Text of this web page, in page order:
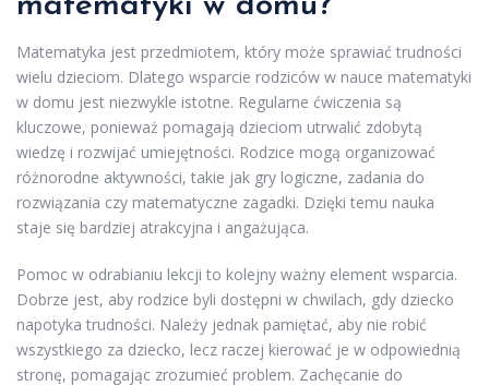
Matematyka jest przedmiotem, który może sprawiać trudności
wielu dzieciom. Dlatego wsparcie rodziców w nauce matematyki
w domu jest niezwykle istotne. Regularne ćwiczenia są
kluczowe, ponieważ pomagają dzieciom utrwalić zdobytą
wiedzę i rozwijać umiejętności. Rodzice mogą organizować
różnorodne aktywności, takie jak gry logiczne, zadania do
rozwiązania czy matematyczne zagadki. Dzięki temu nauka
staje się bardziej atrakcyjna i angażująca.
Pomoc w odrabianiu lekcji to kolejny ważny element wsparcia.
Dobrze jest, aby rodzice byli dostępni w chwilach, gdy dziecko
napotyka trudności. Należy jednak pamiętać, aby nie robić
wszystkiego za dziecko, lecz raczej kierować je w odpowiednią
stronę, pomagając zrozumieć problem. Zachęcanie do